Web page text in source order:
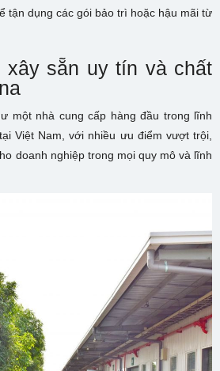
tận dụng các gói bảo trì hoặc hậu mãi từ
xây sẵn uy tín và chất
một nhà cung cấp hàng đầu trong lĩnh
Việt Nam, với nhiều ưu điểm vượt trội,
doanh nghiệp trong mọi quy mô và lĩnh